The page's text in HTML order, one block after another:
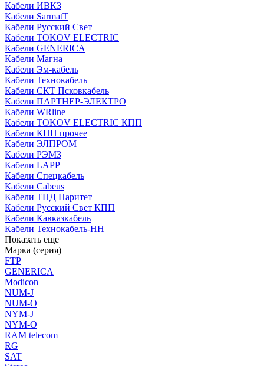
Кабели ИВКЗ
Кабели SarmatT
Кабели Русский Свет
Кабели TOKOV ELECTRIC
Кабели GENERICA
Кабели Магна
Кабели Эм-кабель
Кабели Технокабель
Кабели СКТ Псковкабель
Кабели ПАРТНЕР-ЭЛЕКТРО
Кабели WRline
Кабели TOKOV ELECTRIC КПП
Кабели КПП прочее
Кабели ЭЛПРОМ
Кабели РЭМЗ
Кабели LAPP
Кабели Спецкабель
Кабели Cabeus
Кабели ТПД Паритет
Кабели Русский Свет КПП
Кабели Кавказкабель
Кабели Технокабель-НН
Показать еще
Марка (серия)
FTP
GENERICA
Modicon
NUM-J
NUM-O
NYM-J
NYM-O
RAM telecom
RG
SAT